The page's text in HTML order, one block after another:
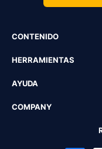
CONTENIDO
HERRAMIENTAS
AYUDA
COMPANY